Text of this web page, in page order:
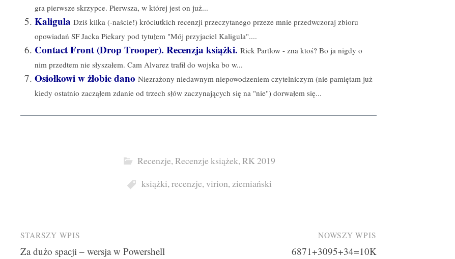
gra pierwsze skrzypce. Pierwsza, w której jest on już...
Kaligula Dziś kilka (-naście!) króciutkich recenzji przeczytanego przeze mnie przedwczoraj zbioru
opowiadań SF Jacka Piekary pod tytułem "Mój przyjaciel Kaligula"....
Contact Front (Drop Trooper). Recenzja książki. Rick Partlow - zna ktoś? Bo ja nigdy o
nim przedtem nie słyszałem. Cam Alvarez trafił do wojska bo w...
Osiołkowi w żłobie dano Niezrażony niedawnym niepowodzeniem czytelniczym (nie pamiętam już
kiedy ostatnio zacząłem zdanie od trzech słów zaczynających się na "nie") dorwałem się...
Recenzje,Recenzje książek,RK 2019
książki,recenzje,virion,ziemiański
Post
STARSZY WPIS
Za dużo spacji – wersja w Powershell
NOWSZY WPIS
6871+3095+34=10K